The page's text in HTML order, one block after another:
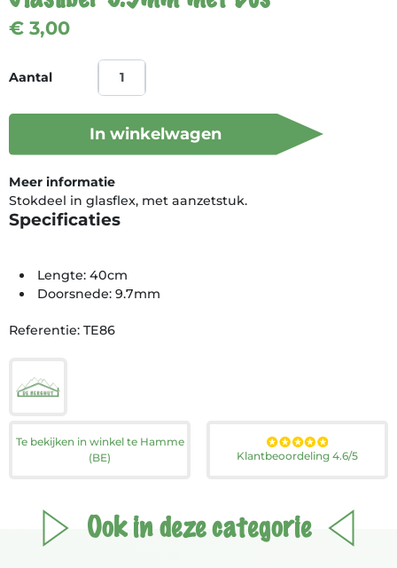
€ 3,00
Aantal
In winkelwagen
Meer informatie
Stokdeel in glasflex, met aanzetstuk.
Specificaties
Lengte: 40cm
Doorsnede: 9.7mm
Referentie: TE86
Te bekijken in winkel te Hamme
(BE)
Klantbeoordeling 4.6/5
Ook in deze categorie